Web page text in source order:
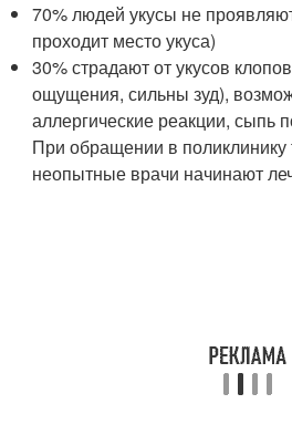
70% людей укусы не
проходит место укуса)
30% страдают от укусов
ощущения, сильны зуд),
аллергические реакции, сыпь
При обращении в поликлинику
неопытные врачи начинают